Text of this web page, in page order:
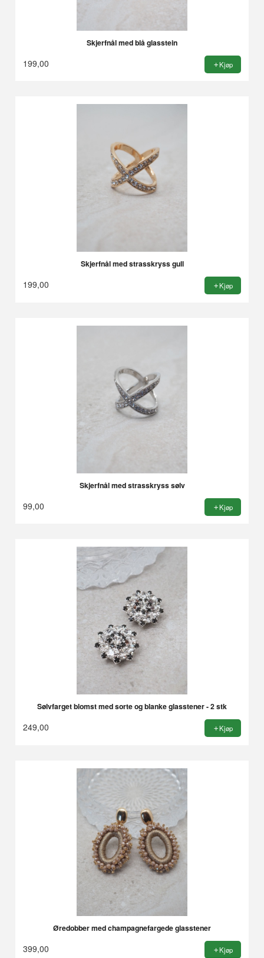
Skjerfnål med blå glasstein
199,00 Kjøp
Skjerfnål med strasskryss gull
199,00 Kjøp
Skjerfnål med strasskryss sølv
99,00 Kjøp
Sølvfarget blomst med sorte og blanke glasstener - 2 stk
249,00 Kjøp
Øredobber med champagnefargede glasstener
399,00 Kjøp